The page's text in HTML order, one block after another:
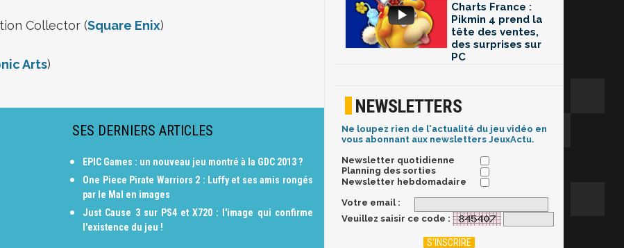
Collector (Square Enix)
Arts)
SES DERNIERS ARTICLES
EPIC Games : un nouveau jeu montré à la GDC 2013 ?
One Piece Pirate Warriors 2 : Luffy et ses amis rongés
par le Mal en images
Just Cause 3 sur PS4 et X720 : l'image qui confirme
l'existence du jeu !
Charts France :
Pikmin 4 prend la
tête des ventes,
des surprises sur
PC
NEWSLETTERS
Ne loupez rien de l'actualité du jeu vidéo en
vous abonnant aux newsletters JeuxActu.
Newsletter quotidienne
Planning des sorties
Newsletter hebdomadaire
Votre email :
Veuillez saisir ce code :